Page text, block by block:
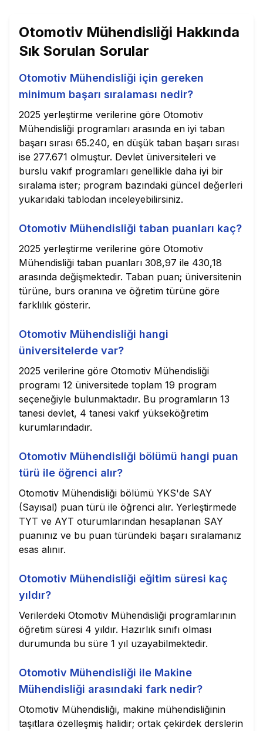
Otomotiv Mühendisliği Hakkında
Sık Sorulan Sorular
Otomotiv Mühendisliği için gereken
minimum başarı sıralaması nedir?
2025 yerleştirme verilerine göre Otomotiv
Mühendisliği programları arasında en iyi taban
başarı sırası 65.240, en düşük taban başarı sırası
ise 277.671 olmuştur. Devlet üniversiteleri ve
burslu vakıf programları genellikle daha iyi bir
sıralama ister; program bazındaki güncel değerleri
yukarıdaki tablodan inceleyebilirsiniz.
Otomotiv Mühendisliği taban puanları kaç?
2025 yerleştirme verilerine göre Otomotiv
Mühendisliği taban puanları 308,97 ile 430,18
arasında değişmektedir. Taban puan; üniversitenin
türüne, burs oranına ve öğretim türüne göre
farklılık gösterir.
Otomotiv Mühendisliği hangi
üniversitelerde var?
2025 verilerine göre Otomotiv Mühendisliği
programı 12 üniversitede toplam 19 program
seçeneğiyle bulunmaktadır. Bu programların 13
tanesi devlet, 4 tanesi vakıf yükseköğretim
kurumlarındadır.
Otomotiv Mühendisliği bölümü hangi puan
türü ile öğrenci alır?
Otomotiv Mühendisliği bölümü YKS'de SAY
(Sayısal) puan türü ile öğrenci alır. Yerleştirmede
TYT ve AYT oturumlarından hesaplanan SAY
puanınız ve bu puan türündeki başarı sıralamanız
esas alınır.
Otomotiv Mühendisliği eğitim süresi kaç
yıldır?
Verilerdeki Otomotiv Mühendisliği programlarının
öğretim süresi 4 yıldır. Hazırlık sınıfı olması
durumunda bu süre 1 yıl uzayabilmektedir.
Otomotiv Mühendisliği ile Makine
Mühendisliği arasındaki fark nedir?
Otomotiv Mühendisliği, makine mühendisliğinin
taşıtlara özelleşmiş halidir; ortak çekirdek derslerin